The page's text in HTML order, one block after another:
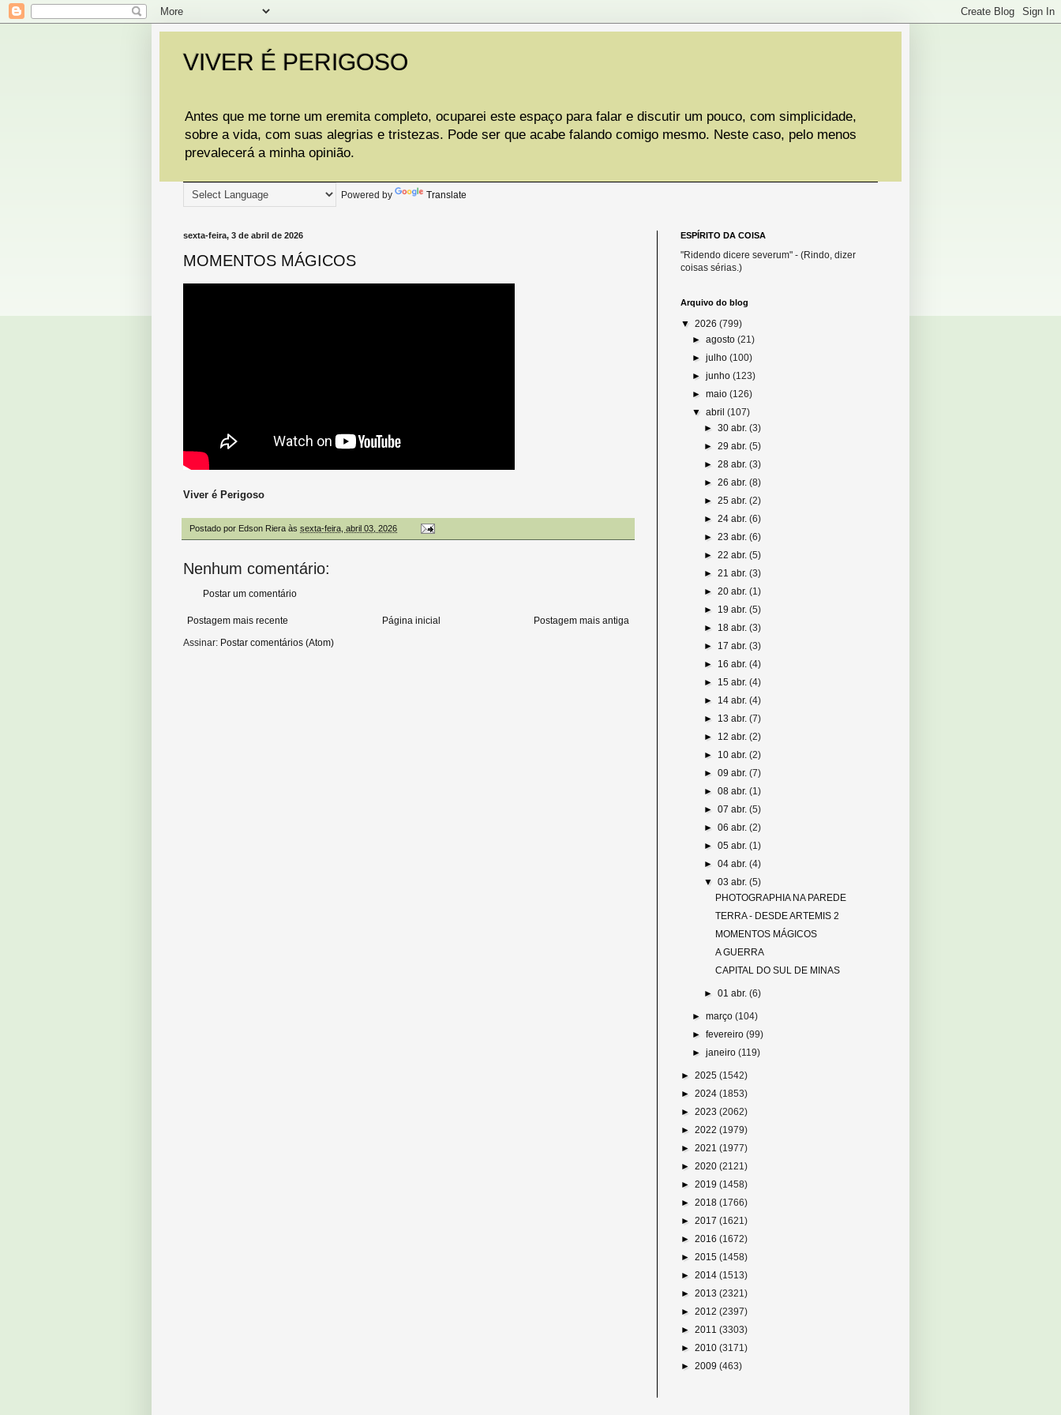
VIVER É PERIGOSO
Antes que me torne um eremita completo, ocuparei este espaço para falar e discutir um pouco, com simplicidade,
sobre a vida, com suas alegrias e tristezas. Pode ser que acabe falando comigo mesmo. Neste caso, pelo menos
prevalecerá a minha opinião.
Powered by Translate
sexta-feira, 3 de abril de 2026
MOMENTOS MÁGICOS
Viver é Perigoso
Postado por Edson Riera às sexta-feira, abril 03, 2026
Nenhum comentário:
Postar um comentário
Postagem mais recente Postagem mais antiga
Página inicial
Assinar: Postar comentários (Atom)
ESPÍRITO DA COISA
"Ridendo dicere severum" - (Rindo, dizer
coisas sérias.)
Arquivo do blog
▼ 2026 (799)
►agosto(21)
►julho(100)
►junho(123)
►maio(126)
▼abril(107)
► 30 abr. (3)
► 29 abr. (5)
► 28 abr. (3)
► 26 abr. (8)
► 25 abr. (2)
► 24 abr. (6)
► 23 abr. (6)
► 22 abr. (5)
► 21 abr. (3)
► 20 abr. (1)
► 19 abr. (5)
► 18 abr. (3)
► 17 abr. (3)
► 16 abr. (4)
► 15 abr. (4)
► 14 abr. (4)
► 13 abr. (7)
► 12 abr. (2)
► 10 abr. (2)
► 09 abr. (7)
► 08 abr. (1)
► 07 abr. (5)
► 06 abr. (2)
► 05 abr. (1)
► 04 abr. (4)
▼ 03 abr. (5)
PHOTOGRAPHIA NA PAREDE
TERRA - DESDE ARTEMIS 2
MOMENTOS MÁGICOS
A GUERRA
CAPITAL DO SUL DE MINAS
► 01 abr. (6)
►março(104)
►fevereiro(99)
►janeiro(119)
► 2025 (1542)
► 2024 (1853)
► 2023 (2062)
► 2022 (1979)
► 2021 (1977)
► 2020 (2121)
► 2019 (1458)
► 2018 (1766)
► 2017 (1621)
► 2016 (1672)
► 2015 (1458)
► 2014 (1513)
► 2013 (2321)
► 2012 (2397)
► 2011 (3303)
► 2010 (3171)
► 2009 (463)